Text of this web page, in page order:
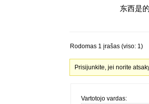
东西是
Rodomas 1 įrašas (viso: 1)
Prisijunkite, jei norite
Vartotojo vardas: